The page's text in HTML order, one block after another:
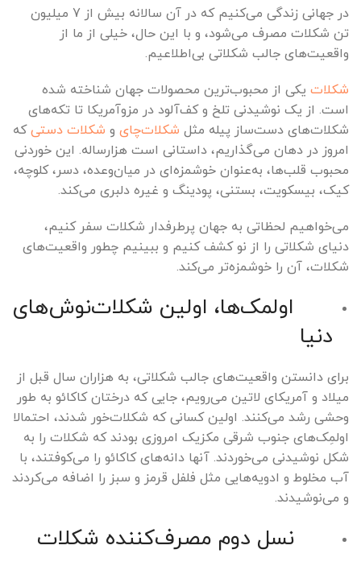
در جهانی زندگی می‌کنیم که در آن سالانه بیش از 7 میلیون
تن شکلات مصرف می‌شود، و با این حال، خیلی از ما از
واقعیت‌های جالب شکلاتی بی‌اطلاعیم.
شکلات یکی از محبوب‌ترین محصولات جهان شناخته شده
است. از یک نوشیدنی تلخ و کف‌آلود در مزوآمریکا تا تکه‌های
شکلات‌های دست‌ساز پیله مثل شکلات‌چای و شکلات‌‌ دستیکه
امروز در دهان می‌گذاریم، داستانی است هزارساله. این خوردنی
محبوب قلب‌ها، به‌عنوان خوشمزه‌ای در میان‌وعده‌، دسر، کلوچه،
کیک، بیسکویت، بستنی، پودینگ و غیره دلبری می‌کند.
می‌خواهیم لحظاتی به جهان پرطرفدار شکلات سفر کنیم،
دنیای شکلاتی را از نو کشف کنیم و ببینیم چطور واقعیت‌های
شکلات، آن را خوشمزه‌تر می‌کند.
اولمک‌ها، اولین شکلات‌نوش‌های
دنیا
برای دانستن واقعیت‌های جالب شکلاتی، به هزاران سال قبل از
میلاد و آمریکای لاتین می‌رویم، جایی که درختان کاکائو به طور
وحشی رشد می‌کنند. اولین کسانی که شکلات‌خور شدند، احتمالا
اولمِک‌های جنوب شرقی مکزیک امروزی بودند که شکلات را به
شکل نوشیدنی می‌خوردند. آنها دانه‌های کاکائو را می‌کوفتند، با
آب مخلوط و ادویه‌هایی مثل فلفل قرمز و سبز را اضافه می‌کردند
و می‌نوشیدند.
نسل دوم مصرف‌کننده شکلات